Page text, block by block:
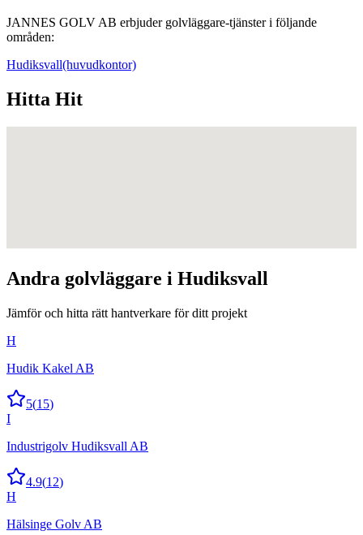
JANNES GOLV AB erbjuder golvläggare-tjänster i följande
områden:
Hudiksvall(huvudkontor)
Hitta Hit
Andra golvläggare i Hudiksvall
Jämför och hitta rätt hantverkare för ditt projekt
H
Hudik Kakel AB
5(15)
I
Industrigolv Hudiksvall AB
4.9(12)
H
Hälsinge Golv AB